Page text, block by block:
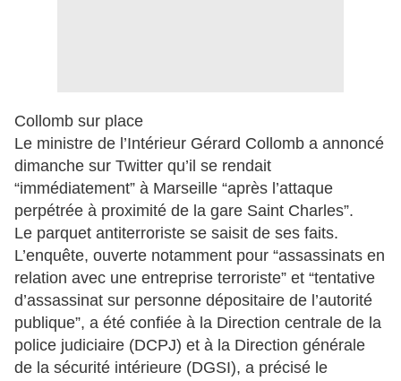
Collomb sur place
Le ministre de l’Intérieur Gérard Collomb a annoncé
dimanche sur Twitter qu’il se rendait
“immédiatement” à Marseille “après l’attaque
perpétrée à proximité de la gare Saint Charles”.
Le parquet antiterroriste se saisit de ses faits.
L’enquête, ouverte notamment pour “assassinats en
relation avec une entreprise terroriste” et “tentative
d’assassinat sur personne dépositaire de l’autorité
publique”, a été confiée à la Direction centrale de la
police judiciaire (DCPJ) et à la Direction générale
de la sécurité intérieure (DGSI), a précisé le